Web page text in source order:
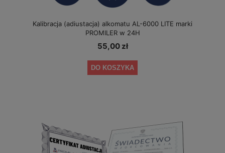
Kalibracja (adiustacja) alkomatu AL-6000 LITE marki
PROMILER w 24H
55,00 zł
DO KOSZYKA